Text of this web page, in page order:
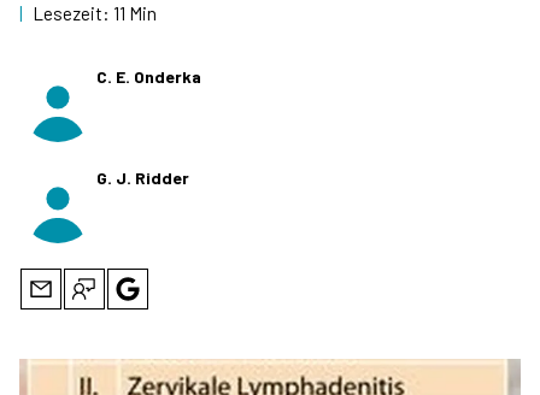
| Lesezeit: 11 Min
C. E. Onderka
G. J. Ridder